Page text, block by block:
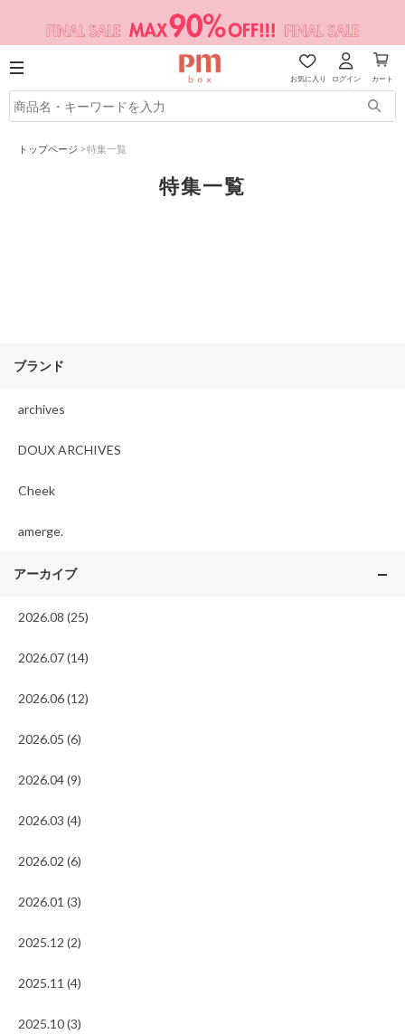
お気に入り ログイン カート
トップページ >特集一覧
特集一覧
ブランド
archives
DOUX ARCHIVES
Cheek
amerge.
アーカイブ
2026.08 (25)
2026.07 (14)
2026.06 (12)
2026.05 (6)
2026.04 (9)
2026.03 (4)
2026.02 (6)
2026.01 (3)
2025.12 (2)
2025.11 (4)
2025.10 (3)